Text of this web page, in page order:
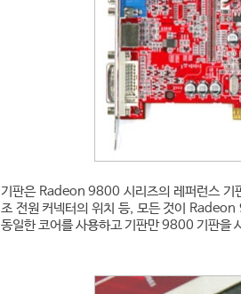
기판은 Radeon 9800 시리즈의 레퍼런스 기
조 전원 커넥터의 위치 등, 모든 것이
동일한 코어를 사용하고 기판만 9800 기판을